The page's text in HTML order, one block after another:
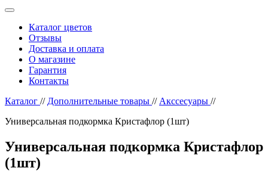
Каталог цветов
Отзывы
Доставка и оплата
О магазине
Гарантия
Контакты
Каталог // Дополнительные товары // Акссесуары //
Универсальная подкормка Кристафлор (1шт)
Универсальная подкормка Кристафлор
(1шт)